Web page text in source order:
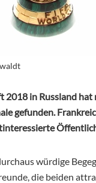
in Russland
gefunden.
würdige
die beiden